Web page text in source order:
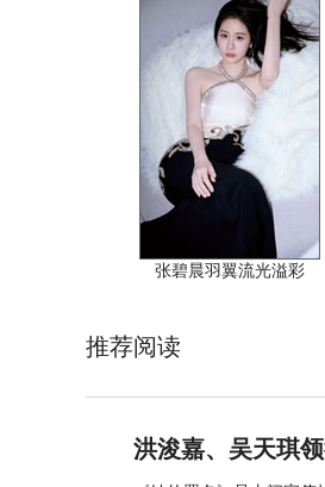
张碧晨羽翼流光溢彩
推荐阅读
洪浚嘉、吴天琪